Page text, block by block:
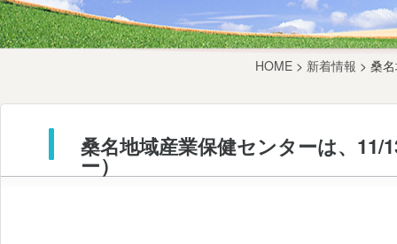
HOME > 新着情報 > 桑
桑名地域産業保健センターは、
ー）